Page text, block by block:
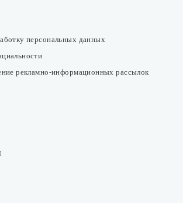
персональных данных
рекламно-информационных рассылок